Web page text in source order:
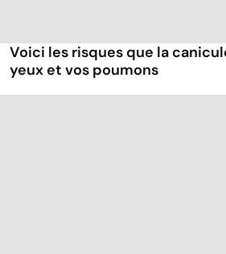
Voici les risques que la
yeux et vos poumons